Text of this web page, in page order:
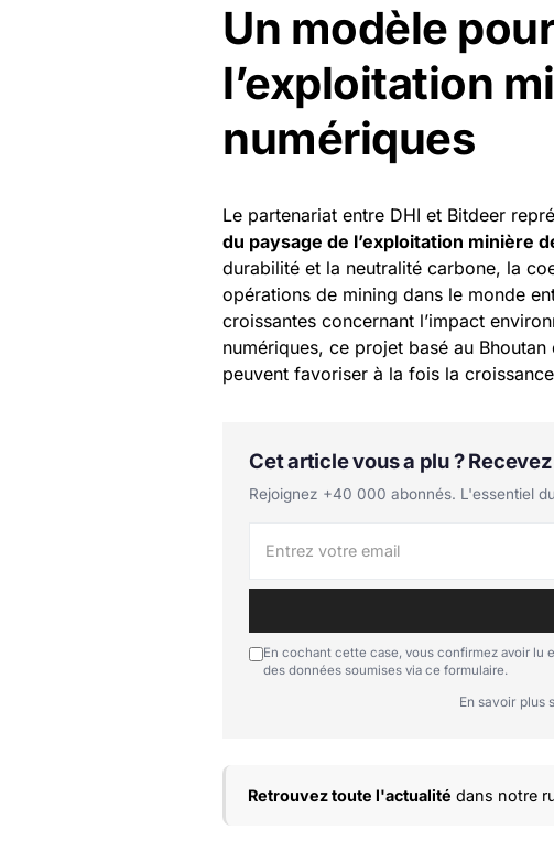
Un modèle
l’exploitation
numériques
Le partenariat entre DHI et Bitdeer
du paysage de l’exploitation minière
durabilité et la neutralité carbone, la
opérations de mining dans le monde
croissantes concernant l’impact
numériques, ce projet basé au
peuvent favoriser à la fois la
Cet article vous a plu ?
Rejoignez +40 000 abonnés. L'essentiel
En cochant cette case, vous confirmez avoir lu
des données soumises via ce formulaire.
En savoir plus
Retrouvez toute l'actualité dans notre